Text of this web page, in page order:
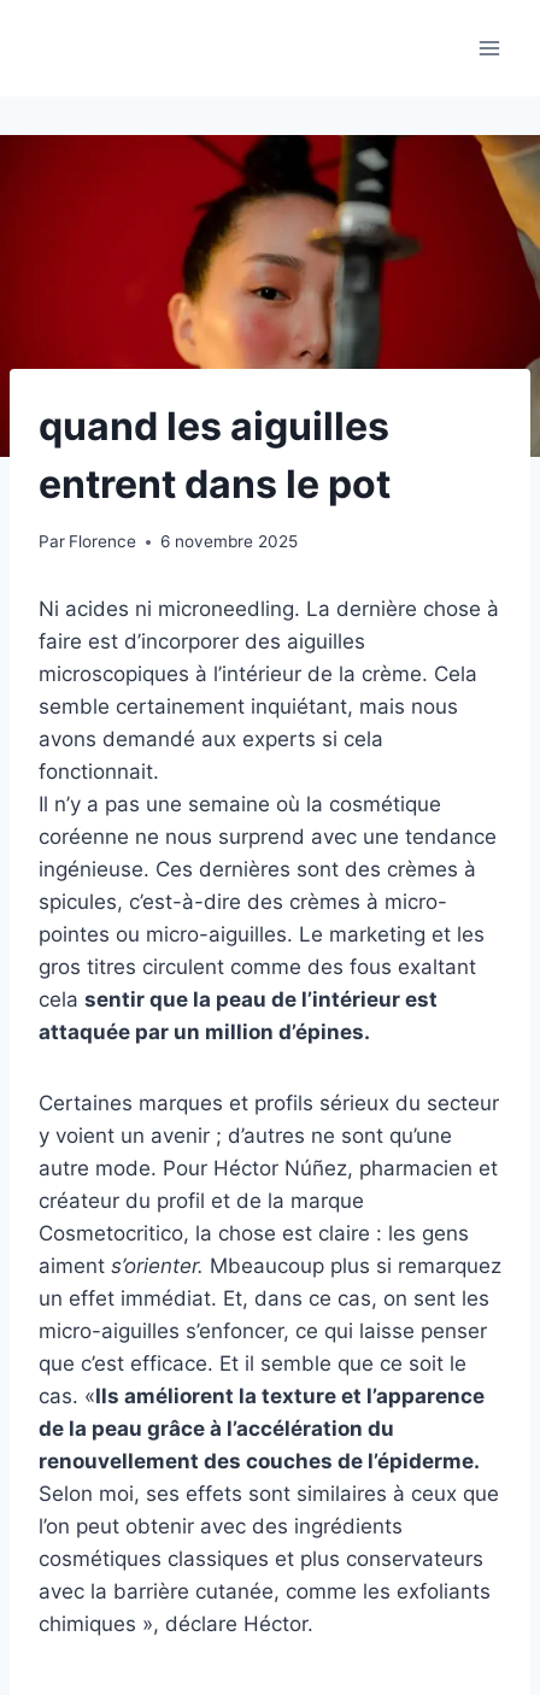
quand les aiguilles
entrent dans le pot
Par Florence 6 novembre 2025
Ni acides ni microneedling. La dernière chose à
faire est d’incorporer des aiguilles
microscopiques à l’intérieur de la crème. Cela
semble certainement inquiétant, mais nous
avons demandé aux experts si cela
fonctionnait.
Il n’y a pas une semaine où la cosmétique
coréenne ne nous surprend avec une tendance
ingénieuse. Ces dernières sont des crèmes à
spicules, c’est-à-dire des crèmes à micro-
pointes ou micro-aiguilles. Le marketing et les
gros titres circulent comme des fous exaltant
cela sentir que la peau de l’intérieur est
attaquée par un million d’épines.
Certaines marques et profils sérieux du secteur
y voient un avenir ; d’autres ne sont qu’une
autre mode. Pour Héctor Núñez, pharmacien et
créateur du profil et de la marque
Cosmetocritico, la chose est claire : les gens
aiment s’orienter. Mbeaucoup plus si remarquez
un effet immédiat. Et, dans ce cas, on sent les
micro-aiguilles s’enfoncer, ce qui laisse penser
que c’est efficace. Et il semble que ce soit le
cas. «Ils améliorent la texture et l’apparence
de la peau grâce à l’accélération du
renouvellement des couches de l’épiderme.
Selon moi, ses effets sont similaires à ceux que
l’on peut obtenir avec des ingrédients
cosmétiques classiques et plus conservateurs
avec la barrière cutanée, comme les exfoliants
chimiques », déclare Héctor.